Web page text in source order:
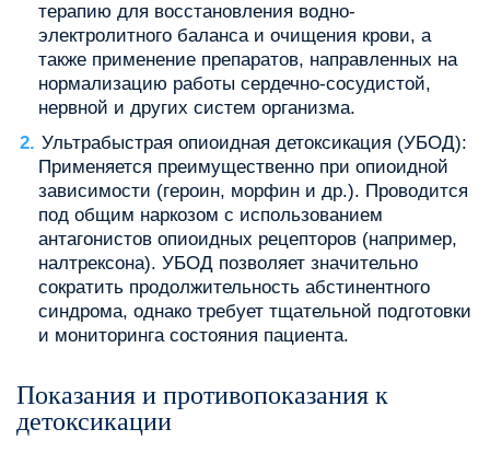
терапию для восстановления водно-
электролитного баланса и очищения крови, а
также применение препаратов, направленных на
нормализацию работы сердечно-сосудистой,
нервной и других систем организма.
Ультрабыстрая опиоидная детоксикация (УБОД):
Применяется преимущественно при опиоидной
зависимости (героин, морфин и др.). Проводится
под общим наркозом с использованием
антагонистов опиоидных рецепторов (например,
налтрексона). УБОД позволяет значительно
сократить продолжительность абстинентного
синдрома, однако требует тщательной подготовки
и мониторинга состояния пациента.
Показания и противопоказания к
детоксикации